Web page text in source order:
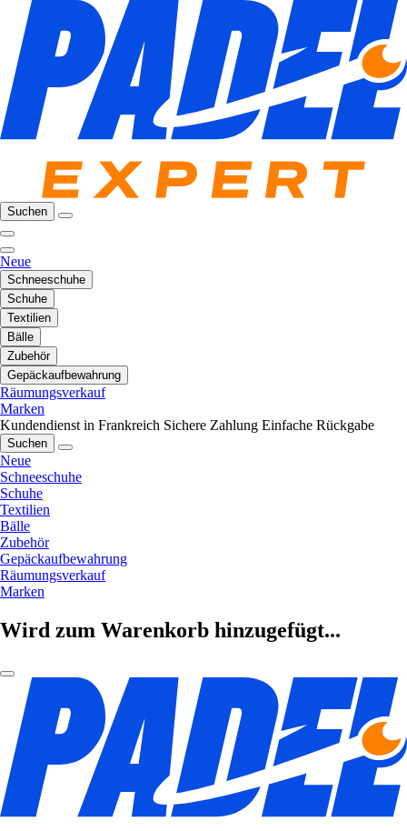
Suchen
Neue
Schneeschuhe
Schuhe
Textilien
Bälle
Zubehör
Gepäckaufbewahrung
Räumungsverkauf
Marken
Kundendienst in Frankreich Sichere Zahlung Einfache Rückgabe
Suchen
Neue
Schneeschuhe
Schuhe
Textilien
Bälle
Zubehör
Gepäckaufbewahrung
Räumungsverkauf
Marken
Wird zum Warenkorb hinzugefügt...